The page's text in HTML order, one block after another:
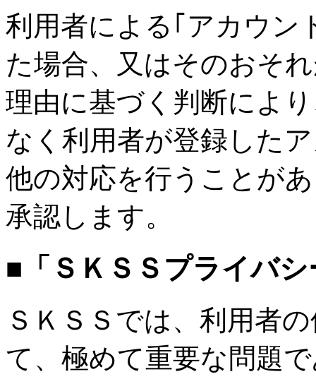
利用者による｢アカウン
た場合、又はそのおそ
理由に基づく判断によ
なく利用者が登録した
他の対応を行うことが
承認します。
■「ＳＫＳＳプライバ
ＳＫＳＳでは、利用者
て、極めて重要な問題